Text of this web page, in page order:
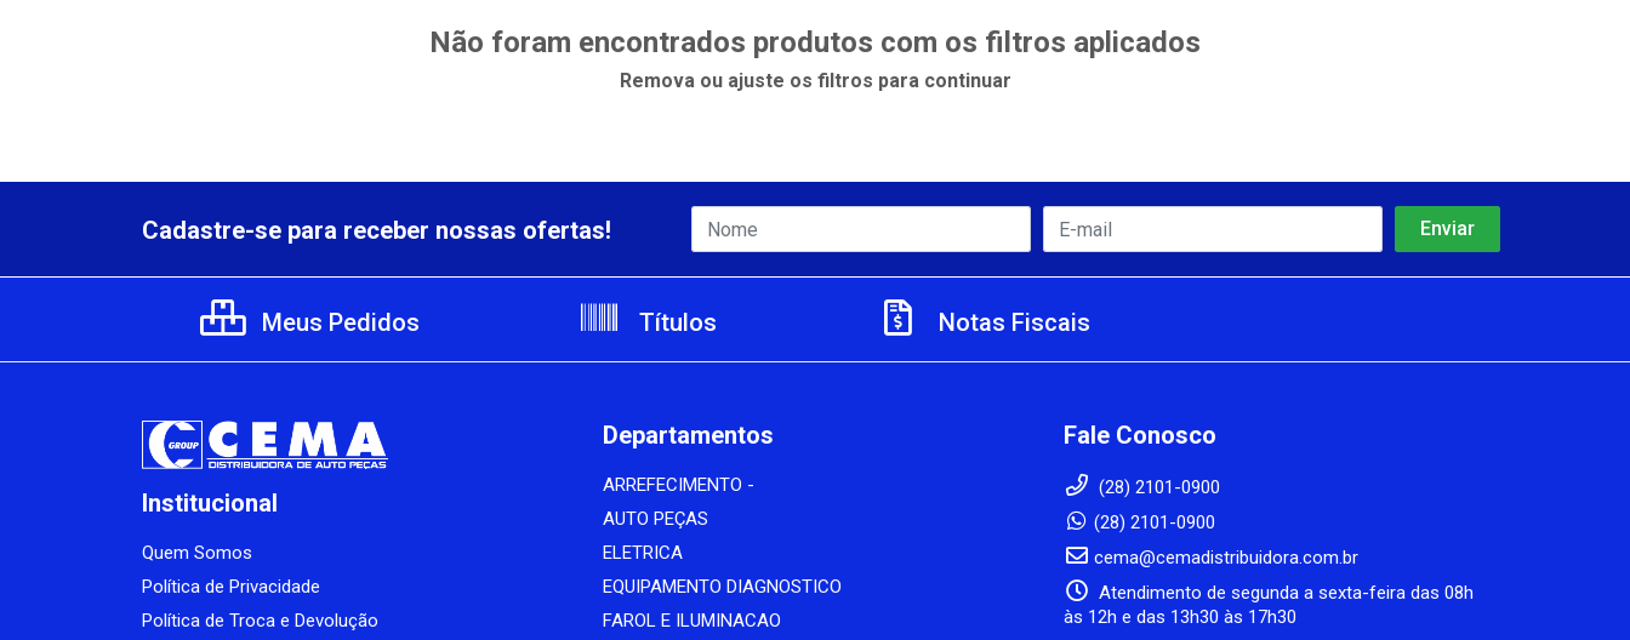
Não foram encontrados produtos com os filtros aplicados
Remova ou ajuste os filtros para continuar
Cadastre-se para receber nossas ofertas!
Meus Pedidos Títulos Notas Fiscais
Institucional
Quem Somos
Política de Privacidade
Política de Troca e Devolução
Departamentos
ARREFECIMENTO -
AUTO PEÇAS
ELETRICA
EQUIPAMENTO DIAGNOSTICO
FAROL E ILUMINACAO
Fale Conosco
(28) 2101-0900
(28) 2101-0900
cema@cemadistribuidora.com.br
Atendimento de segunda a sexta-feira das 08h
às 12h e das 13h30 às 17h30